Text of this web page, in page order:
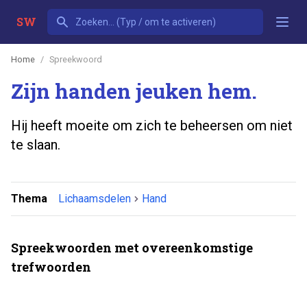
SW
Home Spreekwoord
Zijn handen jeuken hem.
Hij heeft moeite om zich te beheersen om niet
te slaan.
Thema Lichaamsdelen Hand
Spreekwoorden met overeenkomstige
trefwoorden